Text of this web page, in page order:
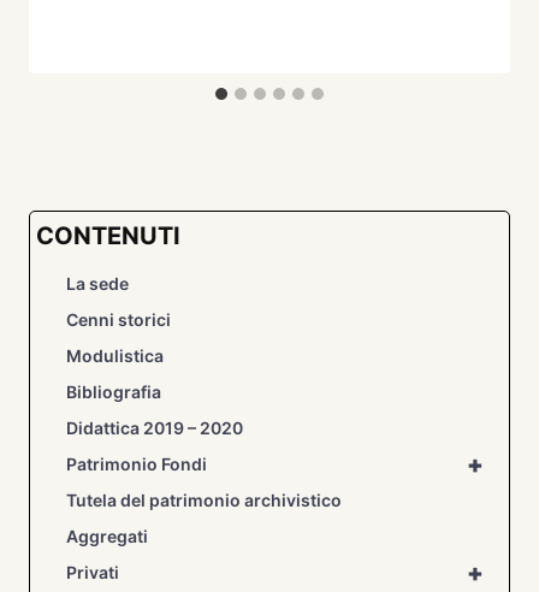
CONTENUTI
La sede
Cenni storici
Modulistica
Bibliografia
Didattica 2019 – 2020
+
Patrimonio Fondi
Tutela del patrimonio archivistico
Aggregati
+
Privati